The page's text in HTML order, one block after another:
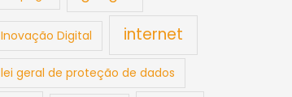
Inovação Digital internet
lei geral de proteção de dados